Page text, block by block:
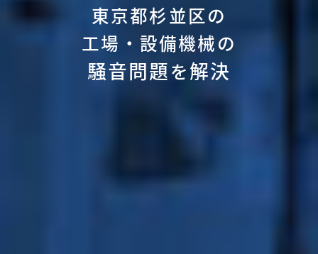
東京都杉並区の
工場・設備機械の
騒音問題を解決